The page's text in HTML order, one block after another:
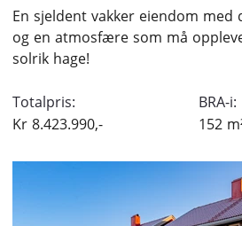
En sjeldent vakker eiendom
og en atmosfære som må
solrik hage!
Totalpris:
Kr 8.423.990,-
BRA-i:
152